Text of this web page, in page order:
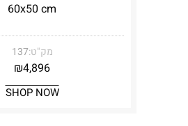
60x50 cm
מק"ט:137
₪4,896
SHOP NOW